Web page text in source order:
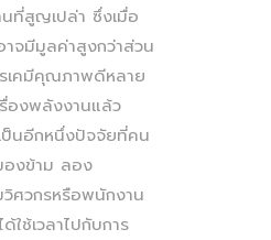
ที่สูญเปล่า ซึ่งเมื่อ
จมีมูลค่าสูงกว่าส่วน
เคมีคุณภาพดีหลาย
องพลังงานแล้ว
ป็นอีกหนึ่งปัจจัยที่คน
องข้าม ลอง
ศวกรหรือพนักงาน
ใช้เวลาไปกับการ